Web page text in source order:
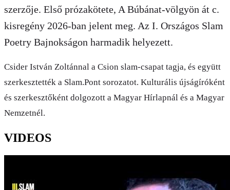
szerzője. Első prózakötete, A Búbánat-völgyön át c.
kisregény 2026-ban jelent meg. Az I. Országos Slam
Poetry Bajnokságon harmadik helyezett.
Csider István Zoltánnal a Csion slam-csapat tagja, és együtt
szerkesztették a Slam.Pont sorozatot. Kulturális újságíróként
és szerkesztőként dolgozott a Magyar Hírlapnál és a Magyar
Nemzetnél.
VIDEOS